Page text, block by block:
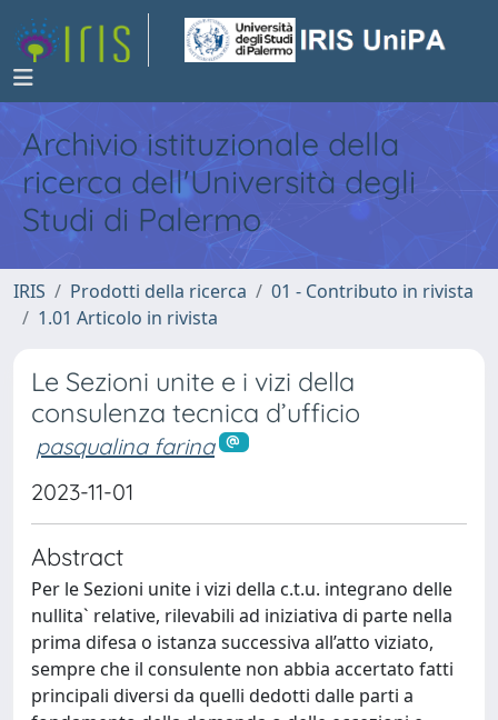
Archivio istituzionale della
ricerca dell'Università degli
Studi di Palermo
IRIS Prodotti della ricerca
01 - Contributo in rivista
1.01 Articolo in rivista
Le Sezioni unite e i vizi della
consulenza tecnica d’ufficio
pasqualina farina
2023-11-01
Abstract
Per le Sezioni unite i vizi della c.t.u. integrano delle
nullita` relative, rilevabili ad iniziativa di parte nella
prima difesa o istanza successiva all’atto viziato,
sempre che il consulente non abbia accertato fatti
principali diversi da quelli dedotti dalle parti a